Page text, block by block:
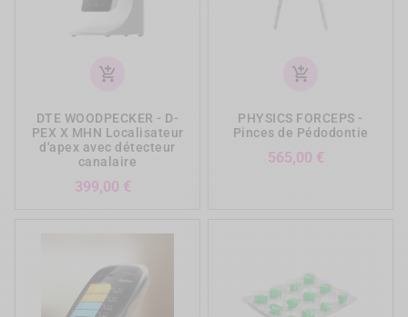
add_shopping_cart
DTE WOODPECKER - D-
PEX X MHN Localisateur
d'apex avec détecteur
canalaire
399,00 €
add_shopping_cart
PHYSICS FORCEPS -
Pinces de Pédodontie
565,00 €